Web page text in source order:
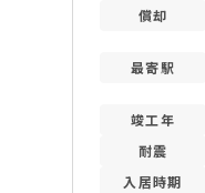
償却
最寄駅
竣工年
耐震
入居時期